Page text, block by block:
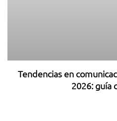
Tendencias en
2026: guía